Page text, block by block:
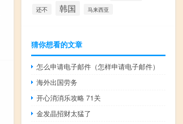
还不 韩国 马来西亚
猜你想看的文章
怎么申请电子邮件（怎样申请电子邮件）
海外出国劳务
开心消消乐攻略 71关
金发晶招财太猛了